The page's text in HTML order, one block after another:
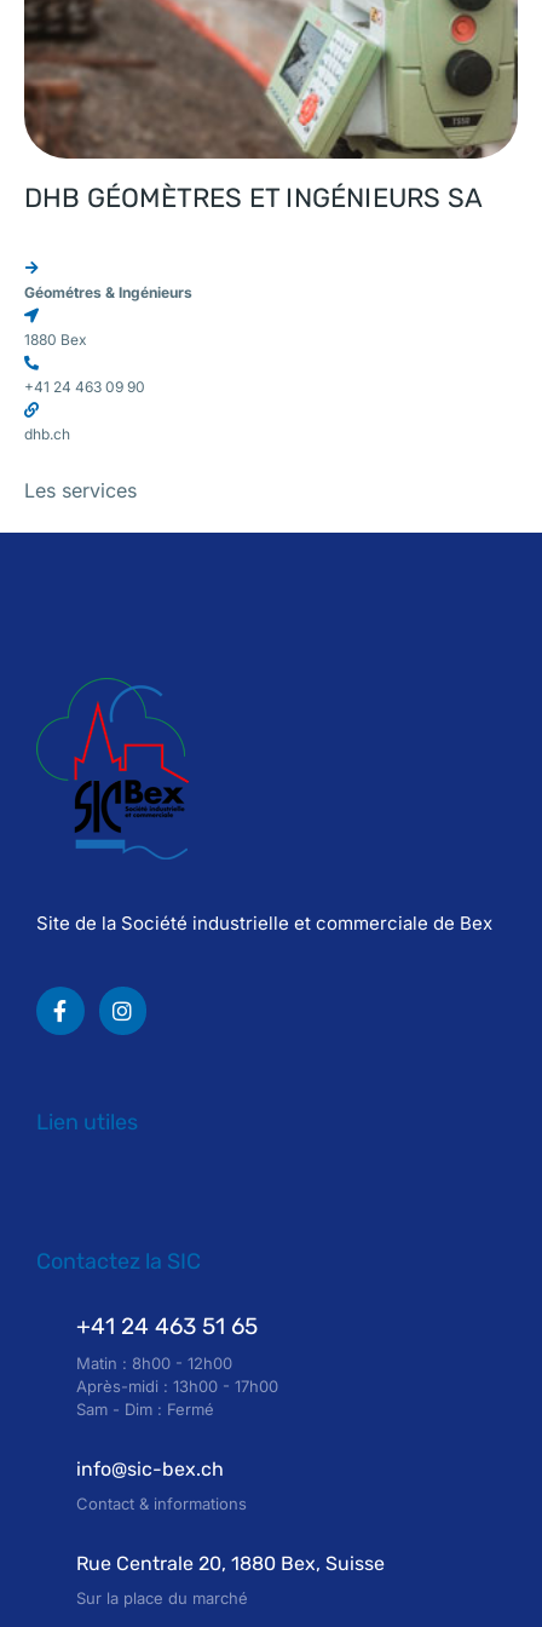
DHB GÉOMÈTRES ET INGÉNIEURS SA
Géométres & Ingénieurs
1880 Bex
+41 24 463 09 90
dhb.ch
Les services
Site de la Société industrielle et commerciale de Bex
Lien utiles
Contactez la SIC
+41 24 463 51 65
Matin : 8h00 - 12h00
Après-midi : 13h00 - 17h00
Sam - Dim : Fermé
info@sic-bex.ch
Contact & informations
Rue Centrale 20, 1880 Bex, Suisse
Sur la place du marché